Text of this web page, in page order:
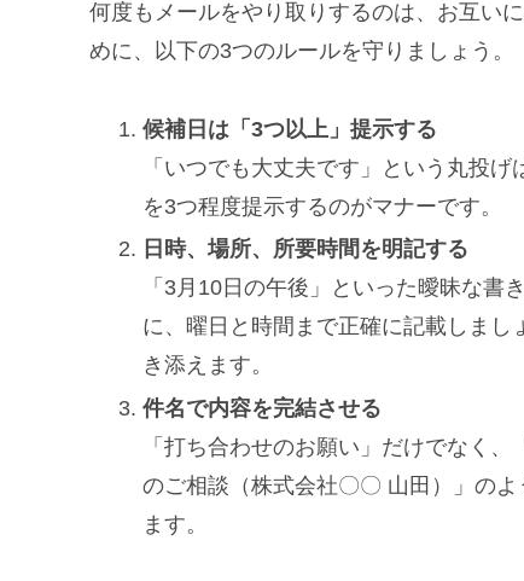
何度もメールをやり取りするのは、お互い
めに、以下の3つのルールを守りましょう。
候補日は「3つ以上」提示する
「いつでも大丈夫です」という丸投
を3つ程度提示するのがマナーです。
日時、場所、所要時間を明記する
「3月10日の午後」といった曖昧な書
に、曜日と時間まで正確に記載しま
き添えます。
件名で内容を完結させる
「打ち合わせのお願い」だけでなく
のご相談（株式会社〇〇 山田）」の
ます。